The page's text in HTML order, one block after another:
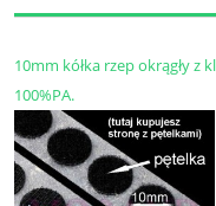
10mm kółka rzep okrągły z
100%PA.